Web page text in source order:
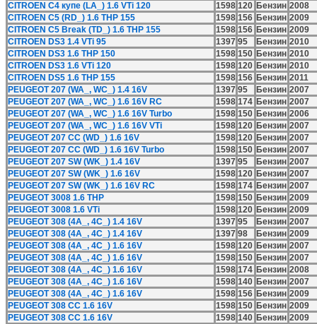
CITROEN C4 купе (LA_) 1.6 VTi 120
1598 120 Бензин 2008
CITROEN C5 (RD_) 1.6 THP 155
1598 156 Бензин 2009
CITROEN C5 Break (TD_) 1.6 THP 155
1598 156 Бензин 2009
CITROEN DS3 1.4 VTi 95
1397 95 Бензин 2010
CITROEN DS3 1.6 THP 150
1598 150 Бензин 2010
CITROEN DS3 1.6 VTi 120
1598 120 Бензин 2010
CITROEN DS5 1.6 THP 155
1598 156 Бензин 2011
PEUGEOT 207 (WA_, WC_) 1.4 16V
1397 95 Бензин 2007
PEUGEOT 207 (WA_, WC_) 1.6 16V RC
1598 174 Бензин 2007
PEUGEOT 207 (WA_, WC_) 1.6 16V Turbo
1598 150 Бензин 2006
PEUGEOT 207 (WA_, WC_) 1.6 16V VTi
1598 120 Бензин 2007
PEUGEOT 207 CC (WD_) 1.6 16V
1598 120 Бензин 2007
PEUGEOT 207 CC (WD_) 1.6 16V Turbo
1598 150 Бензин 2007
PEUGEOT 207 SW (WK_) 1.4 16V
1397 95 Бензин 2007
PEUGEOT 207 SW (WK_) 1.6 16V
1598 120 Бензин 2007
PEUGEOT 207 SW (WK_) 1.6 16V RC
1598 174 Бензин 2007
PEUGEOT 3008 1.6 THP
1598 150 Бензин 2009
PEUGEOT 3008 1.6 VTi
1598 120 Бензин 2009
PEUGEOT 308 (4A_, 4C_) 1.4 16V
1397 95 Бензин 2007
PEUGEOT 308 (4A_, 4C_) 1.4 16V
1397 98 Бензин 2009
PEUGEOT 308 (4A_, 4C_) 1.6 16V
1598 120 Бензин 2007
PEUGEOT 308 (4A_, 4C_) 1.6 16V
1598 150 Бензин 2007
PEUGEOT 308 (4A_, 4C_) 1.6 16V
1598 174 Бензин 2008
PEUGEOT 308 (4A_, 4C_) 1.6 16V
1598 140 Бензин 2007
PEUGEOT 308 (4A_, 4C_) 1.6 16V
1598 156 Бензин 2009
PEUGEOT 308 CC 1.6 16V
1598 150 Бензин 2009
PEUGEOT 308 CC 1.6 16V
1598 140 Бензин 2009